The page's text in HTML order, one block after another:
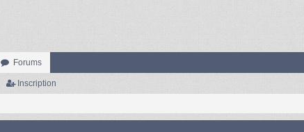
Forums
Inscription